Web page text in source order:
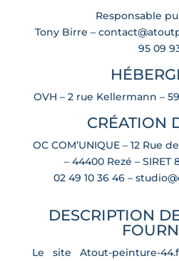
Responsable
Tony Birre –
95 09
OVH – 2 rue Kellermann –
CRÉATION
OC COM’UNIQUE – 12 Rue
– 44400 Rezé – SIRET
02 49 10 36 46 –
DESCRIPTION
Le site Atout-peinture-